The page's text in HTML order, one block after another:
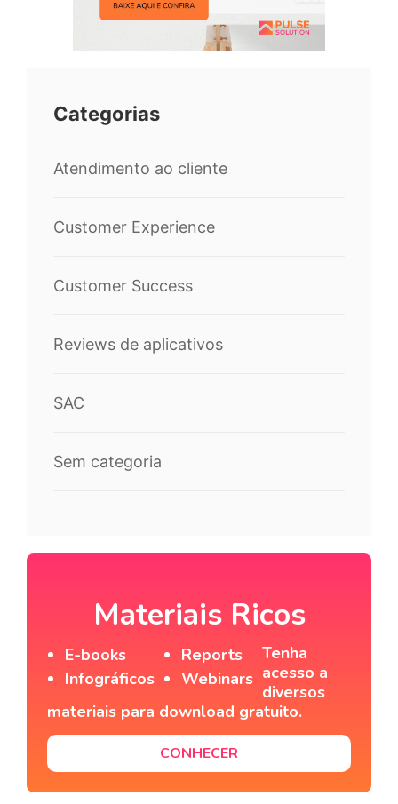
Categorias
Atendimento ao cliente
Customer Experience
Customer Success
Reviews de aplicativos
SAC
Sem categoria
Materiais Ricos
E-books
Infográficos
Reports
Webinars
Tenha
acesso a
diversos
materiais para download gratuito.
CONHECER